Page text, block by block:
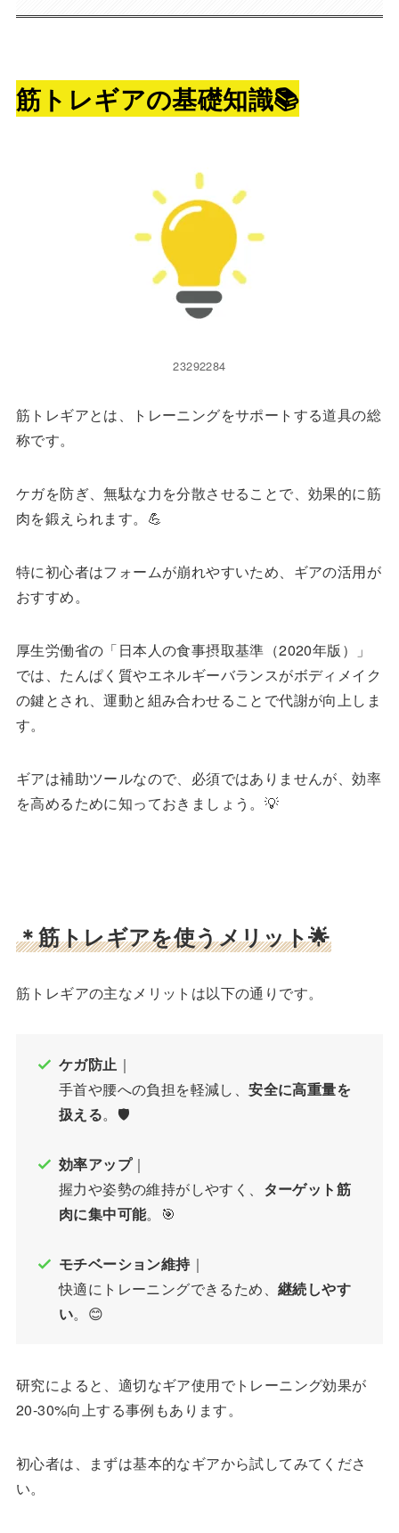
筋トレギアの基礎知識📚
23292284
筋トレギアとは、トレーニングをサポートする道具の総
称です。
ケガを防ぎ、無駄な力を分散させることで、効果的に筋
肉を鍛えられます。💪
特に初心者はフォームが崩れやすいため、ギアの活用が
おすすめ。
厚生労働省の「日本人の食事摂取基準（2020年版）」
では、たんぱく質やエネルギーバランスがボディメイク
の鍵とされ、運動と組み合わせることで代謝が向上しま
す。
ギアは補助ツールなので、必須ではありませんが、効率
を高めるために知っておきましょう。💡
＊筋トレギアを使うメリット🌟
筋トレギアの主なメリットは以下の通りです。
ケガ防止 ｜
手首や腰への負担を軽減し、安全に高重量を
扱える。🛡️
効率アップ｜
握力や姿勢の維持がしやすく、 ターゲット筋
肉に集中可能。🎯
モチベーション維持｜
快適にトレーニングできるため、 継続しやす
い。😊
研究によると、適切なギア使用でトレーニング効果が
20-30%向上する事例もあります。
初心者は、まずは基本的なギアから試してみてくださ
い。